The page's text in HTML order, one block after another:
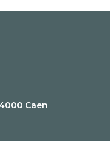
Caen